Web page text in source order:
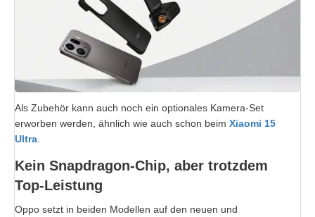
Als Zubehör kann auch noch ein optionales Kamera-Set
erworben werden, ähnlich wie auch schon beim Xiaomi 15
Ultra
Kein Snapdragon-Chip, aber trotzdem
Top-Leistung
Oppo setzt in beiden Modellen auf den neuen und